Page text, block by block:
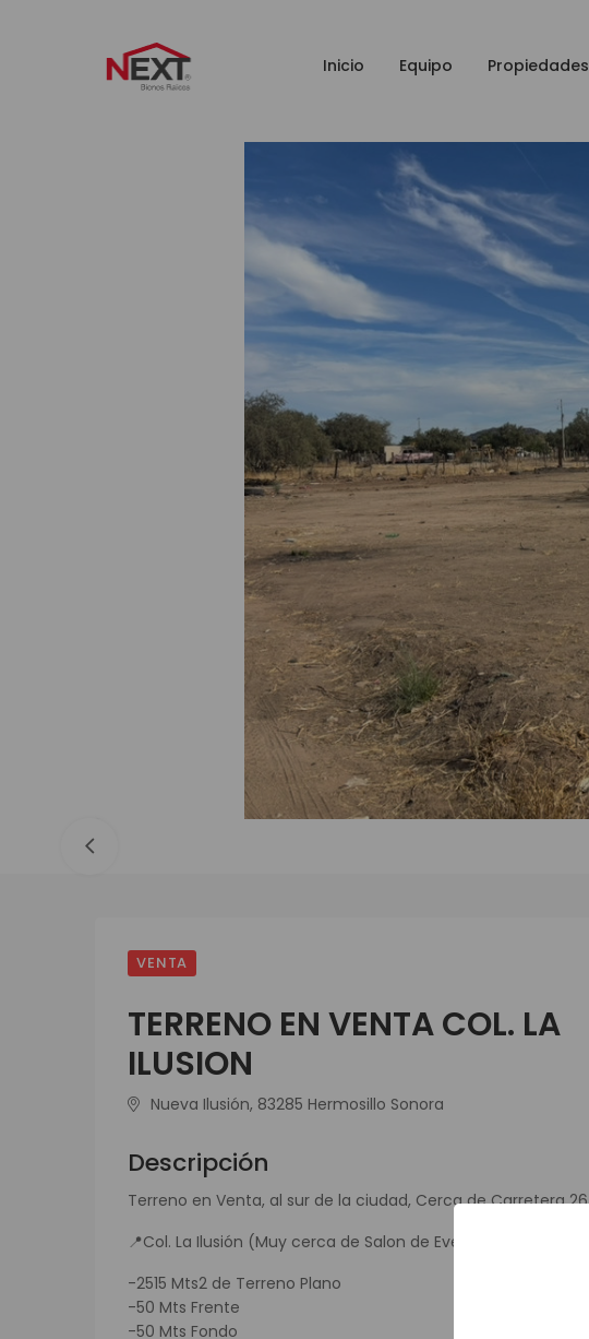
Inicio Equipo Propiedades
VENTA
TERRENO EN VENTA COL. LA
ILUSION
Nueva Ilusión, 83285 Hermosillo Sonora
Descripción
Terreno en Venta, al sur de la ciudad, Cerca de Carretera 26
📍Col. La Ilusión (Muy cerca de Salon de Eventos El Sol)
-2515 Mts2 de Terreno Plano
-50 Mts Frente
-50 Mts Fondo